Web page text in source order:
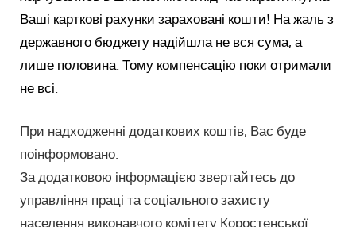
Ваші карткові рахунки зараховані кошти! На жаль з
державного бюджету надійшла не вся сума, а
лише половина. Тому компенсацію поки отримали
не всі.
При надходженні додаткових коштів, Вас буде
поінформовано.
За додатковою інформацією звертайтесь до
управління праці та соціального захисту
населення виконавчого комітету Коростенської